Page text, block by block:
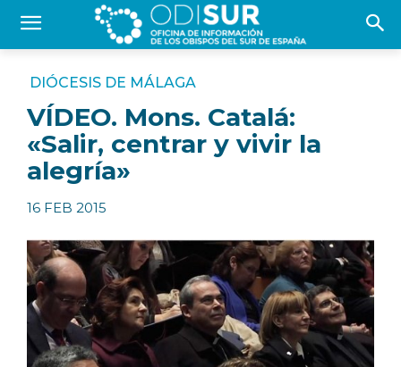
DIÓCESIS DE MÁLAGA
VÍDEO. Mons. Catalá:
«Salir, centrar y vivir la
alegría»
16 FEB 2015